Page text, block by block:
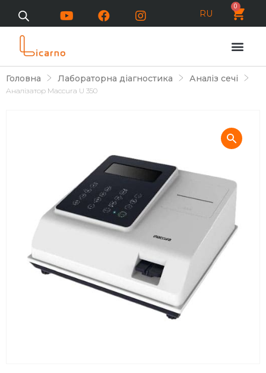
RU
0
Головна Лабораторна діагностика Аналіз сечі
Аналізатор Maccura U 350